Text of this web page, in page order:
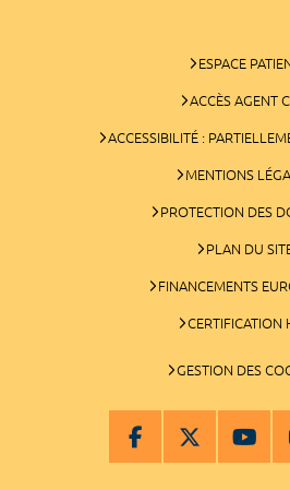
ESPACE
ACCÈS AGENT
ACCESSIBILITÉ :
MENTIONS
PROTECTION DES
PLAN DU
FINANCEMENTS
CERTIFICATION
GESTION DES